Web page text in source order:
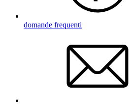
domande frequenti